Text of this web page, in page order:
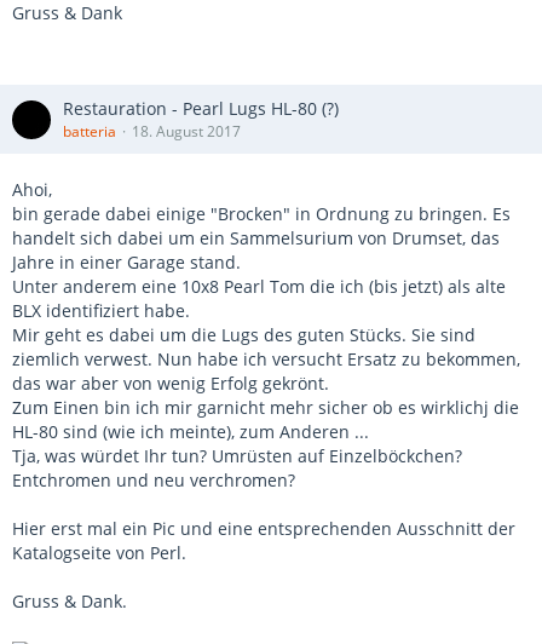
Gruss & Dank
Restauration - Pearl Lugs HL-80 (?)
batteria 18. August 2017
Ahoi,
bin gerade dabei einige "Brocken" in Ordnung zu bringen. Es
handelt sich dabei um ein Sammelsurium von Drumset, das
Jahre in einer Garage stand.
Unter anderem eine 10x8 Pearl Tom die ich (bis jetzt) als alte
BLX identifiziert habe.
Mir geht es dabei um die Lugs des guten Stücks. Sie sind
ziemlich verwest. Nun habe ich versucht Ersatz zu bekommen,
das war aber von wenig Erfolg gekrönt.
Zum Einen bin ich mir garnicht mehr sicher ob es wirklichj die
HL-80 sind (wie ich meinte), zum Anderen ...
Tja, was würdet Ihr tun? Umrüsten auf Einzelböckchen?
Entchromen und neu verchromen?
Hier erst mal ein Pic und eine entsprechenden Ausschnitt der
Katalogseite von Perl.
Gruss & Dank.